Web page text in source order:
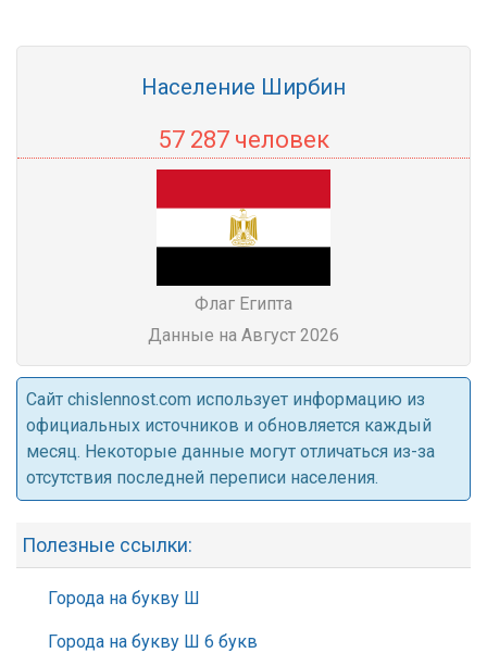
Население Ширбин
57 287 человек
Флаг Египта
Данные на Август 2026
Cайт chislennost.com использует информацию из
официальных источников и обновляется каждый
месяц. Некоторые данные могут отличаться из-за
отсутствия последней переписи населения.
Полезные ссылки:
Города на букву Ш
Города на букву Ш 6 букв